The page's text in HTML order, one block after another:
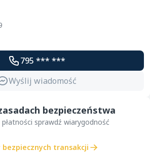
795 *** ***
Wyślij wiadomość
bezpieczeństwa
sprawdź wiarygodność
bezpiecznych transakcji